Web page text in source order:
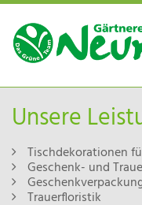
Unsere
Tischdekorationen
Geschenk- und
Trauerfloristik